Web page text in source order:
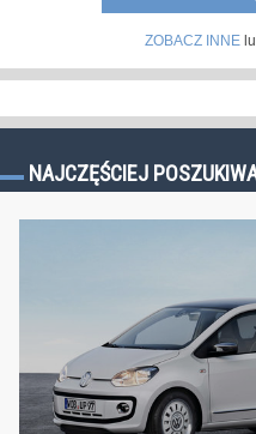
ZOBACZ INNE
NAJCZĘŚCIEJ